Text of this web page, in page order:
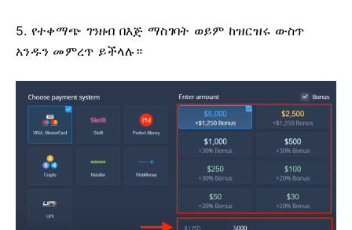
5. የተቀማጭ ገንዘብ በእጅ ማስገባት ወይም ከዝርዝሩ ውስጥ
አንዱን መምረጥ ይችላሉ።